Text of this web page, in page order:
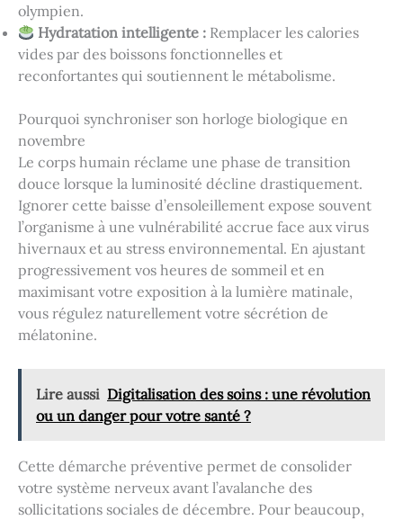
olympien.
Hydratation intelligente : Remplacer les calories
vides par des boissons fonctionnelles et
reconfortantes qui soutiennent le métabolisme.
Pourquoi synchroniser son horloge biologique en
novembre
Le corps humain réclame une phase de transition
douce lorsque la luminosité décline drastiquement.
Ignorer cette baisse d’ensoleillement expose souvent
l’organisme à une vulnérabilité accrue face aux virus
hivernaux et au stress environnemental. En ajustant
progressivement vos heures de sommeil et en
maximisant votre exposition à la lumière matinale,
vous régulez naturellement votre sécrétion de
mélatonine.
Lire aussi Digitalisation des soins : une révolution
ou un danger pour votre santé ?
Cette démarche préventive permet de consolider
votre système nerveux avant l’avalanche des
sollicitations sociales de décembre. Pour beaucoup,